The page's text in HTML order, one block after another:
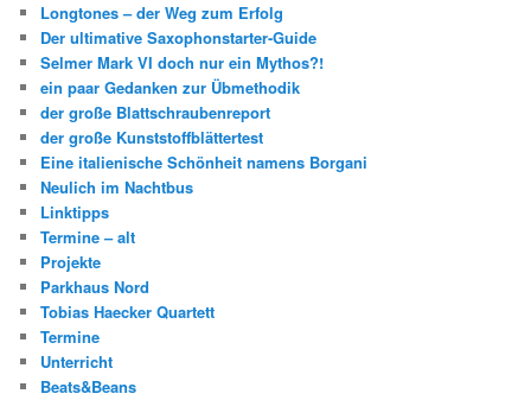
Longtones – der Weg zum Erfolg
Der ultimative Saxophonstarter-Guide
Selmer Mark VI doch nur ein Mythos?!
ein paar Gedanken zur Übmethodik
der große Blattschraubenreport
der große Kunststoffblättertest
Eine italienische Schönheit namens Borgani
Neulich im Nachtbus
Linktipps
Termine – alt
Projekte
Parkhaus Nord
Tobias Haecker Quartett
Termine
Unterricht
Beats&Beans